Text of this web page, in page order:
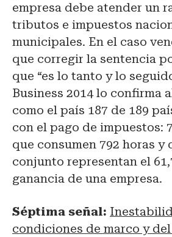
empresa debe atender un
tributos e impuestos
municipales. En el caso
que corregir la sentencia
que “es lo tanto y lo
Business 2014 lo confirma
como el país 187 de 189
con el pago de impuestos:
que consumen 792 horas y
conjunto representan el
ganancia de una empresa.
Séptima señal:
condiciones de marco y